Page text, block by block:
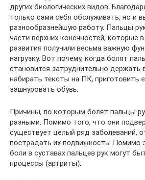
других биологических видов.
только сами себя обслуживать, но и
разнообразнейшую работу. Пальцы
части верхних конечностей, которые
развития получили весьма важную
нагрузку. Вот почему, когда болят
становится затруднительно держать
набирать тексты на ПК, приготовить
зашнуровать обувь.
Причины, по которым болят пальцы
разными. Помимо того, что они
существует целый ряд заболеваний,
пострадать их подвижность. Помимо
боли в суставах пальцев рук могут
процессы (артриты).